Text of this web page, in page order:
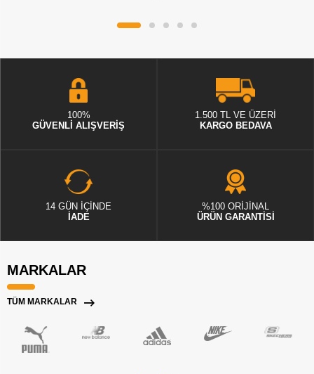
100%
GÜVENLİ ALIŞVERİŞ
1.500 TL VE ÜZERİ
KARGO BEDAVA
14 GÜN İÇİNDE
İADE
%100 ORİJİNAL
ÜRÜN GARANTİSİ
MARKALAR
TÜM MARKALAR